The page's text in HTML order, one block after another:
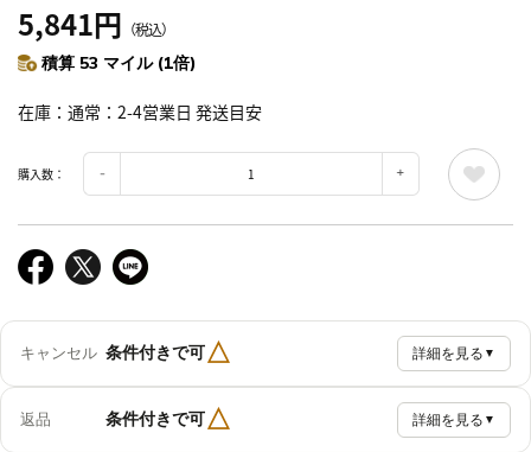
5,841円 （税込）
積算 53 マイル (1倍)
在庫 通常：2-4営業日 発送目安
購入数：
キャンセル 条件付きで可△ 詳細を見る ▼
返品 条件付きで可△ 詳細を見る ▼